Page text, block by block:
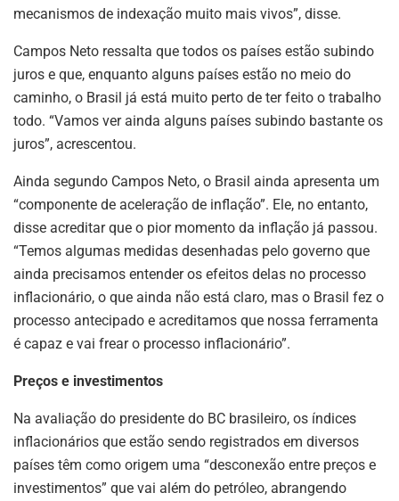
mecanismos de indexação muito mais vivos”, disse.
Campos Neto ressalta que todos os países estão subindo
juros e que, enquanto alguns países estão no meio do
caminho, o Brasil já está muito perto de ter feito o trabalho
todo. “Vamos ver ainda alguns países subindo bastante os
juros”, acrescentou.
Ainda segundo Campos Neto, o Brasil ainda apresenta um
“componente de aceleração de inflação”. Ele, no entanto,
disse acreditar que o pior momento da inflação já passou.
“Temos algumas medidas desenhadas pelo governo que
ainda precisamos entender os efeitos delas no processo
inflacionário, o que ainda não está claro, mas o Brasil fez o
processo antecipado e acreditamos que nossa ferramenta
é capaz e vai frear o processo inflacionário”.
Preços e investimentos
Na avaliação do presidente do BC brasileiro, os índices
inflacionários que estão sendo registrados em diversos
países têm como origem uma “desconexão entre preços e
investimentos” que vai além do petróleo, abrangendo